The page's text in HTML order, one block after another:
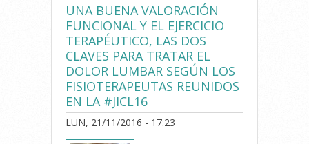
UNA BUENA VALORACIÓN
FUNCIONAL Y EL EJERCICIO
TERAPÉUTICO, LAS DOS
CLAVES PARA TRATAR EL
DOLOR LUMBAR SEGÚN LOS
FISIOTERAPEUTAS REUNIDOS
EN LA #JICL16
LUN, 21/11/2016 - 17:23